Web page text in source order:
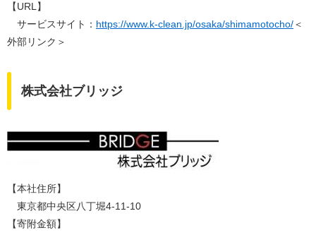
​【URL】
サービスサイト： https://www.k-clean.jp/osaka/shimamotocho/＜
外部リンク＞
株式会社ブリッジ
【本社住所】
東京都中央区八丁堀4-11-10
【寄附金額】